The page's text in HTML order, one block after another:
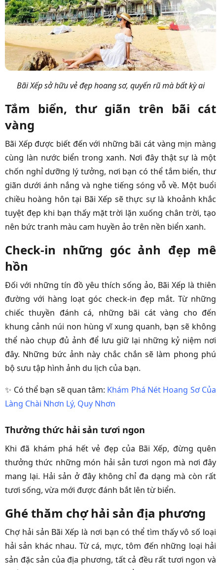
Bãi Xếp sở hữu vẻ đẹp hoang sơ, quyến rũ mà bất kỳ ai
Tắm biển, thư giãn trên bãi cát
vàng
Bãi Xếp được biết đến với những bãi cát vàng mịn màng
cùng làn nước biển trong xanh. Nơi đây thật sự là một
chốn nghỉ dưỡng lý tưởng, nơi bạn có thể tắm biển, thư
giãn dưới ánh nắng và nghe tiếng sóng vỗ về. Một buổi
chiều hoàng hôn tại Bãi Xếp sẽ thực sự là khoảnh khắc
tuyệt đẹp khi bạn thấy mặt trời lặn xuống chân trời, tạo
nên bức tranh màu cam huyền ảo trên nền biển xanh.
Check-in những góc ảnh đẹp mê
hồn
Đối với những tín đồ yêu thích sống ảo, Bãi Xếp là thiên
đường với hàng loạt góc check-in đẹp mắt. Từ những
chiếc thuyền đánh cá, những bãi cát vàng cho đến
khung cảnh núi non hùng vĩ xung quanh, bạn sẽ không
thể nào chụp đủ ảnh để lưu giữ lại những kỷ niệm nơi
đây. Những bức ảnh này chắc chắn sẽ làm phong phú
bộ sưu tập hình ảnh du lịch của bạn.
✨ Có thể bạn sẽ quan tâm: Khám Phá Nét Hoang Sơ Của
Làng Chài Nhơn Lý, Quy Nhơn
Thưởng thức hải sản tươi ngon
Khi đã khám phá hết vẻ đẹp của Bãi Xếp, đừng quên
thưởng thức những món hải sản tươi ngon mà nơi đây
mang lại. Hải sản ở đây không chỉ đa dạng mà còn rất
tươi sống, vừa mới được đánh bắt lên từ biển.
Ghé thăm chợ hải sản địa phương
Chợ hải sản Bãi Xếp là nơi bạn có thể tìm thấy vô số loại
hải sản khác nhau. Từ cá, mực, tôm đến những loại hải
sản đặc sản của địa phương, tất cả đều rất tươi ngon và